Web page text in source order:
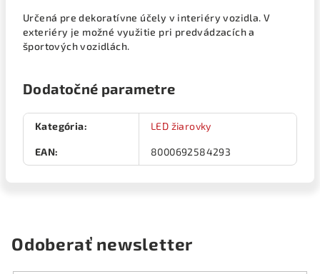
Určená pre dekoratívne účely v interiéry vozidla. V
exteriéry je možné využitie pri predvádzacích a
športových vozidlách.
Dodatočné parametre
Kategória: LED žiarovky
EAN: 8000692584293
Odoberať newsletter